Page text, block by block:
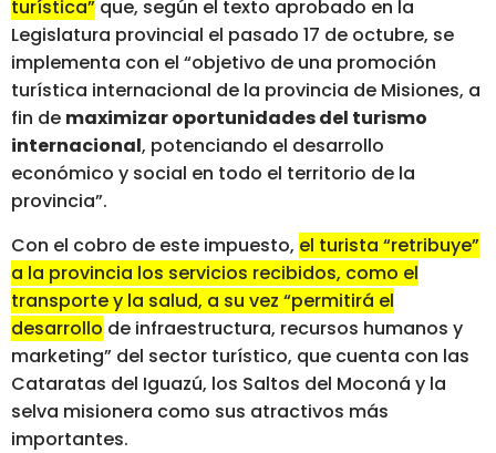
turística” que, según el texto aprobado en la
Legislatura provincial el pasado 17 de octubre, se
implementa con el “objetivo de una promoción
turística internacional de la provincia de Misiones, a
fin de maximizar oportunidades del turismo
internacional, potenciando el desarrollo
económico y social en todo el territorio de la
provincia”.
Con el cobro de este impuesto, el turista “retribuye”
a la provincia los servicios recibidos, como el
transporte y la salud, a su vez “permitirá el
desarrollo de infraestructura, recursos humanos y
marketing” del sector turístico, que cuenta con las
Cataratas del Iguazú, los Saltos del Moconá y la
selva misionera como sus atractivos más
importantes.